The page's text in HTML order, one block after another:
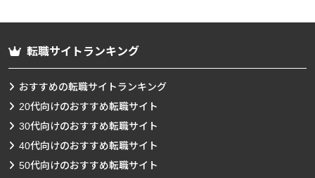
転職サイトランキング
おすすめの転職サイトランキング
20代向けのおすすめ転職サイト
30代向けのおすすめ転職サイト
40代向けのおすすめ転職サイト
50代向けのおすすめ転職サイト